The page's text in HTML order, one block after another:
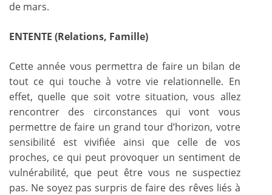
de mars.
ENTENTE (Relations, Famille)
Cette année vous permettra de faire un bilan de
tout ce qui touche à votre vie relationnelle. En
effet, quelle que soit votre situation, vous allez
rencontrer des circonstances qui vont vous
permettre de faire un grand tour d’horizon, votre
sensibilité est vivifiée ainsi que celle de vos
proches, ce qui peut provoquer un sentiment de
vulnérabilité, que peut être vous ne suspectiez
pas. Ne soyez pas surpris de faire des rêves liés à